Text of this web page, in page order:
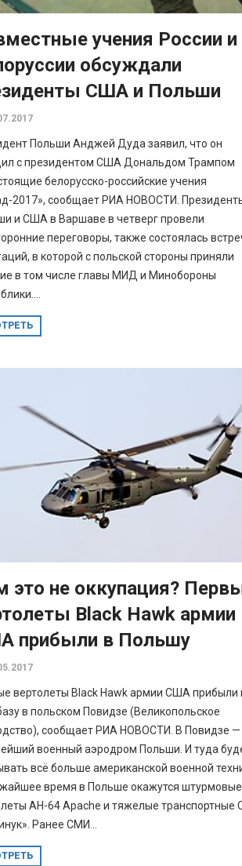
учения России и
обсуждали
США и Польши
Польши Анджей Дуда заявил, что он
с президентом США Дональдом Трампом
белорусско-российские учения
2017», сообщает РИА НОВОСТИ.
и США в Варшаве в четверг провели
переговоры, также состоялась
в которой с польской стороны приняли
в том числе главы МИД и Минобороны
это не оккупация?
Black Hawk армии
прибыли в Польшу
вертолеты Black Hawk армии США прибыли
в польском Повидзе (Великопольское
сообщает РИА НОВОСТИ. В Повидзе —
военный аэродром Польши. И туда
всё больше американской военной
время в Польше окажутся штурмовые
AH-64 Apache и тяжелые транспортные
Ранее СМИ...